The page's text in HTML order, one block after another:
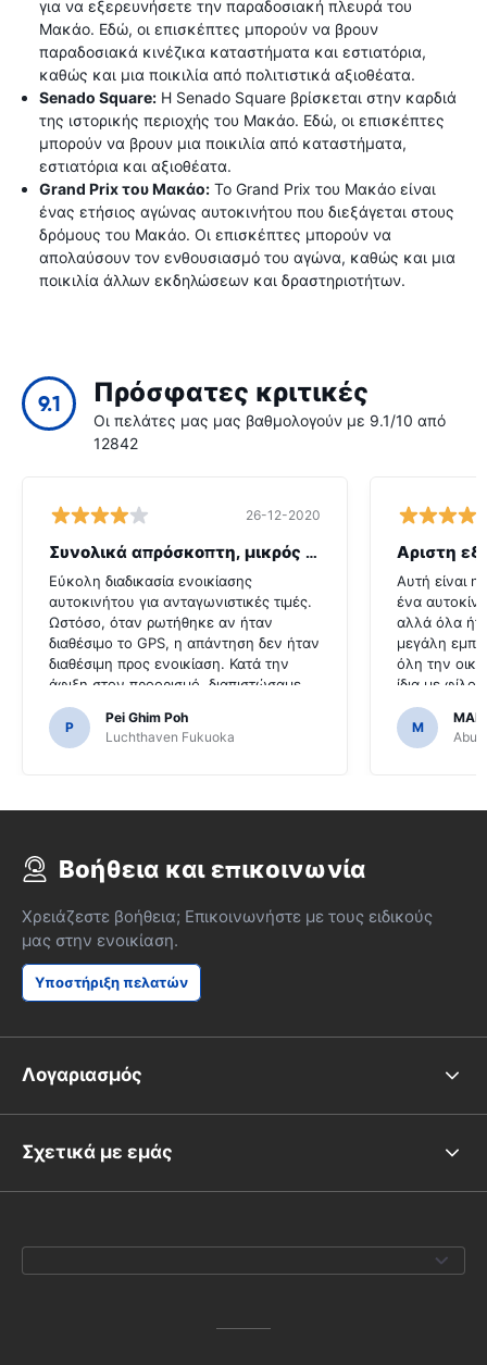
για να εξερευνήσετε την παραδοσιακή πλευρά του
Μακάο. Εδώ, οι επισκέπτες μπορούν να βρουν
παραδοσιακά κινέζικα καταστήματα και εστιατόρια,
καθώς και μια ποικιλία από πολιτιστικά αξιοθέατα.
Senado Square: Η Senado Square βρίσκεται στην καρδιά
της ιστορικής περιοχής του Μακάο. Εδώ, οι επισκέπτες
μπορούν να βρουν μια ποικιλία από καταστήματα,
εστιατόρια και αξιοθέατα.
Grand Prix του Μακάο: Το Grand Prix του Μακάο είναι
ένας ετήσιος αγώνας αυτοκινήτου που διεξάγεται στους
δρόμους του Μακάο. Οι επισκέπτες μπορούν να
απολαύσουν τον ενθουσιασμό του αγώνα, καθώς και μια
ποικιλία άλλων εκδηλώσεων και δραστηριοτήτων.
9.1 Πρόσφατες κριτικές
Οι πελάτες μας μας βαθμολογούν με 9.1/10 από
12842
26-12-2020
Συνολικά απρόσκοπτη, μικρός λόξυγκας
Εύκολη διαδικασία ενοικίασης
αυτοκινήτου για ανταγωνιστικές τιμές.
Ωστόσο, όταν ρωτήθηκε αν ήταν
διαθέσιμο το GPS, η απάντηση δεν ήταν
διαθέσιμη προς ενοικίαση. Κατά την
άφιξη στον προορισμό, διαπιστώσαμε
ότι το αυτοκίνητο ήρθε με GPS.Θα ήταν
τρομερό εάν αποφασίσαμε να
αγοράσουμε ένα GPS, όπως ήταν
P
Pei Ghim Poh
Luchthaven Fukuoka
Αριστη
Αυτή είναι
ένα
αλλά όλα
μεγάλη
όλη την
ίδια με
που το
εύκολο.
M
Abu
Βοήθεια και επικοινωνία
Χρειάζεστε βοήθεια; Επικοινωνήστε με τους ειδικούς
μας στην ενοικίαση.
Υποστήριξη πελατών
Λογαριασμός
Σχετικά με εμάς